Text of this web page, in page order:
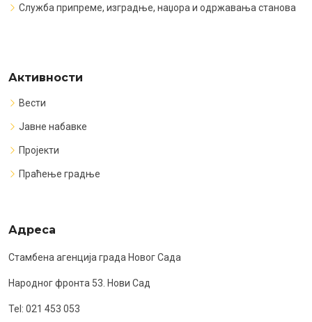
Служба припреме, изградње, наџора и одржавања станова
Активности
Вести
Јавне набавке
Пројекти
Праћење градње
Адреса
Стамбена агенција града Новог Сада
Народног фронта 53. Нови Сад
Tel: 021 453 053